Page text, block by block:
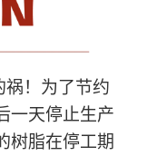
祸！为了节约
一天停止生产
树脂在停工期